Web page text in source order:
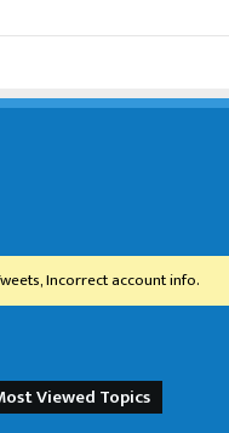
Incorrect account info.
Viewed Topics